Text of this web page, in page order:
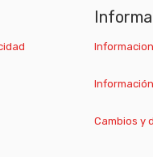
Cambios y